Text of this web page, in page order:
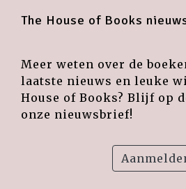
The House of Books
Meer weten over de
laatste nieuws en leuke
House of Books? Blijf op
onze nieuwsbrief!